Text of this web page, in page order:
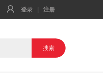
登录 注册